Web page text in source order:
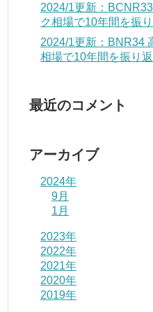
2024/1更新：
ク相場で10年間を振
2024/1更新：BNR34
相場で10年間を振り
最近のコメント
アーカイブ
2024年
9月
1月
2023年
2022年
2021年
2020年
2019年